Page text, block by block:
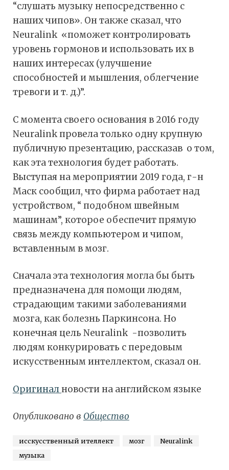
“слушать музыку непосредственно с
наших чипов». Он также сказал, что
Neuralink «поможет контролировать
уровень гормонов и использовать их в
наших интересах (улучшение
способностей и мышления, облегчение
тревоги и т. д.)”.
С момента своего основания в 2016 году
Neuralink провела только одну крупную
публичную презентацию, рассказав о том,
как эта технология будет работать.
Выступая на мероприятии 2019 года, г-н
Маск сообщил, что фирма работает над
устройством, “ подобном швейным
машинам”, которое обеспечит прямую
связь между компьютером и чипом,
вставленным в мозг.
Сначала эта технология могла бы быть
предназначена для помощи людям,
страдающим такими заболеваниями
мозга, как болезнь Паркинсона. Но
конечная цель Neuralink -позволить
людям конкурировать с передовым
искусственным интеллектом, сказал он.
Оригиналновости на английском языке
Опубликовано в Общество
исскусственный ителлект мозг
Neuralink
музыка